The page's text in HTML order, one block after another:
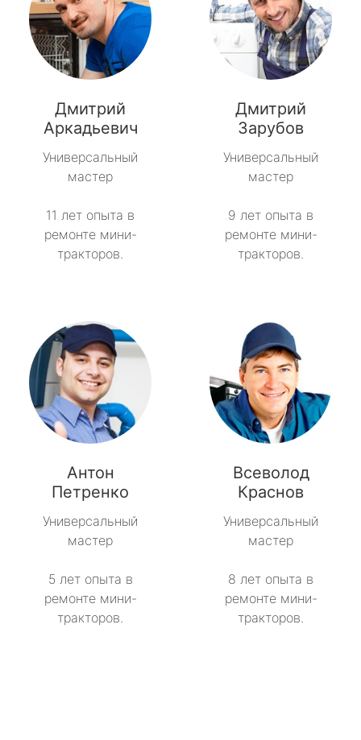
Дмитрий
Аркадьевич
Универсальный
мастер
11 лет опыта в
ремонте мини-
тракторов.
Дмитрий
Зарубов
Универсальный
мастер
9 лет опыта в
ремонте мини-
тракторов.
Антон
Петренко
Универсальный
мастер
5 лет опыта в
ремонте мини-
тракторов.
Всеволод
Краснов
Универсальный
мастер
8 лет опыта в
ремонте мини-
тракторов.